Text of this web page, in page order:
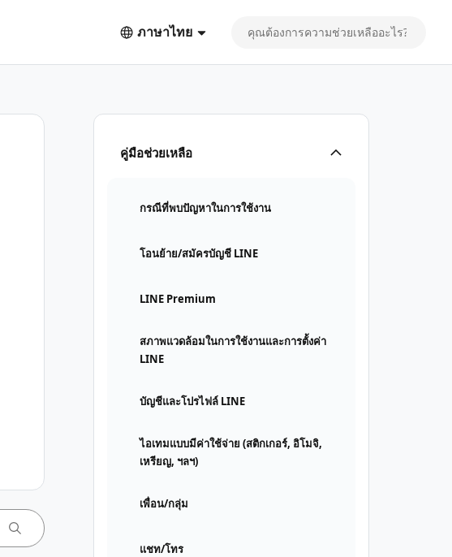
ภาษาไทย
คู่มือช่วยเหลือ
กรณีที่พบปัญหาในการใช้งาน
โอนย้าย/สมัครบัญชี LINE
LINE Premium
สภาพแวดล้อมในการใช้งานและการตั้งค่า
LINE
บัญชีและโปรไฟล์ LINE
ไอเทมแบบมีค่าใช้จ่าย (สติกเกอร์, อิโมจิ,
เหรียญ, ฯลฯ)
เพื่อน/กลุ่ม
แชท/โทร